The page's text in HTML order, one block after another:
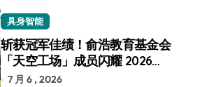
具身智能
斩获冠军佳绩！俞浩教育基金会
「天空工场」成员闪耀 2026
RoboCup 机器人世界杯
7 月 6 , 2026